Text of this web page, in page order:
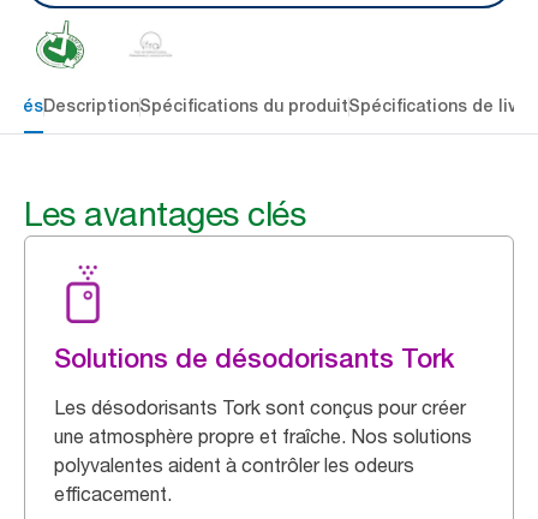
clésDescriptionSpécifications du produitSpécifications de
Les avantages clés
Solutions de désodorisants Tork
Les désodorisants Tork sont conçus pour créer
une atmosphère propre et fraîche. Nos solutions
polyvalentes aident à contrôler les odeurs
efficacement.